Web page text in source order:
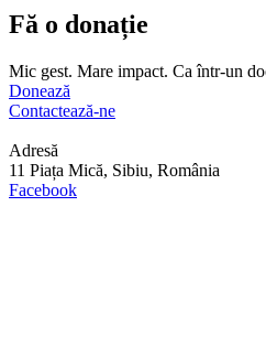
Fă o donație
Mic gest. Mare impact. Ca într-un
Donează
Contactează-ne
Adresă
11 Piața Mică, Sibiu, România
Facebook